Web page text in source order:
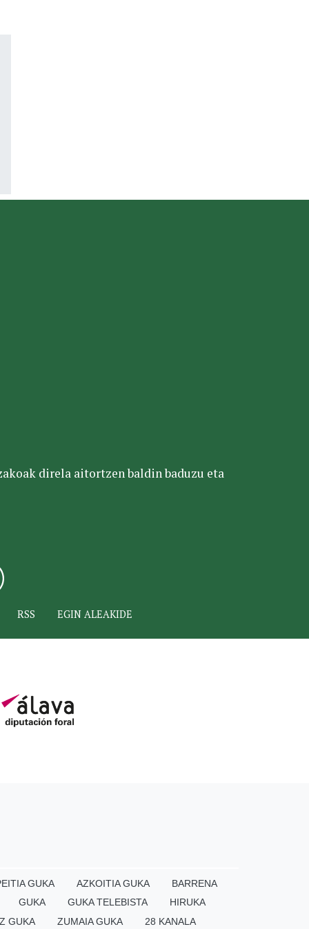
direla aitortzen baldin baduzu eta
RSS EGIN ALEAKIDE
GUKA AZKOITIA GUKA
BARRENA
GUKA
GUKA TELEBISTA
HIRUKA
GUKA
ZUMAIA GUKA 28 KANALA